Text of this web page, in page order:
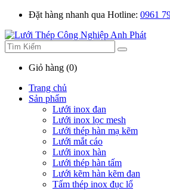
Đặt hàng nhanh qua Hotline: 0961
Giỏ hàng (0)
Trang chủ
Sản phẩm
Lưới inox đan
Lưới inox lọc mesh
Lưới thép hàn mạ kẽm
Lưới mắt cáo
Lưới inox hàn
Lưới thép hàn tấm
Lưới kẽm hàn kẽm đan
Tấm thép inox đục lổ